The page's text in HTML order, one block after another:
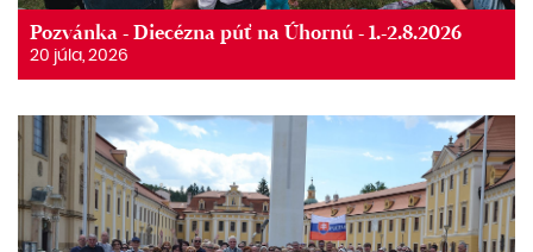
Pozvánka - Diecézna púť na Úhornú - 1.-2.8.2026
20 júla, 2026